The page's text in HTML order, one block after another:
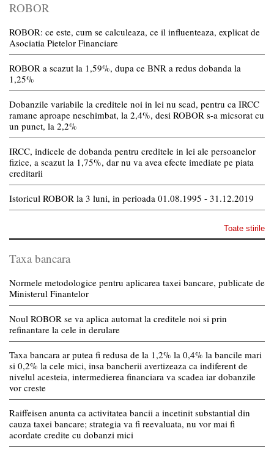
ROBOR
ROBOR: ce este, cum se calculeaza, ce il influenteaza, explicat de
Asociatia Pietelor Financiare
ROBOR a scazut la 1,59%, dupa ce BNR a redus dobanda la
1,25%
Dobanzile variabile la creditele noi in lei nu scad, pentru ca IRCC
ramane aproape neschimbat, la 2,4%, desi ROBOR s-a micsorat cu
un punct, la 2,2%
IRCC, indicele de dobanda pentru creditele in lei ale persoanelor
fizice, a scazut la 1,75%, dar nu va avea efecte imediate pe piata
creditarii
Istoricul ROBOR la 3 luni, in perioada 01.08.1995 - 31.12.2019
Toate stirile
Taxa bancara
Normele metodologice pentru aplicarea taxei bancare, publicate de
Ministerul Finantelor
Noul ROBOR se va aplica automat la creditele noi si prin
refinantare la cele in derulare
Taxa bancara ar putea fi redusa de la 1,2% la 0,4% la bancile mari
si 0,2% la cele mici, insa bancherii avertizeaza ca indiferent de
nivelul acesteia, intermedierea financiara va scadea iar dobanzile
vor creste
Raiffeisen anunta ca activitatea bancii a incetinit substantial din
cauza taxei bancare; strategia va fi reevaluata, nu vor mai fi
acordate credite cu dobanzi mici